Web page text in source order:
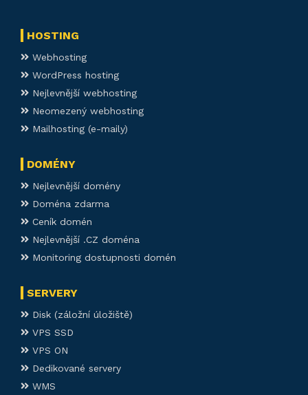
HOSTING
Webhosting
WordPress hosting
Nejlevnější webhosting
Neomezený webhosting
Mailhosting (e-maily)
DOMÉNY
Nejlevnější domény
Doména zdarma
Ceník domén
Nejlevnější .CZ doména
Monitoring dostupnosti domén
SERVERY
Disk (záložní úložiště)
VPS SSD
VPS ON
Dedikované servery
WMS